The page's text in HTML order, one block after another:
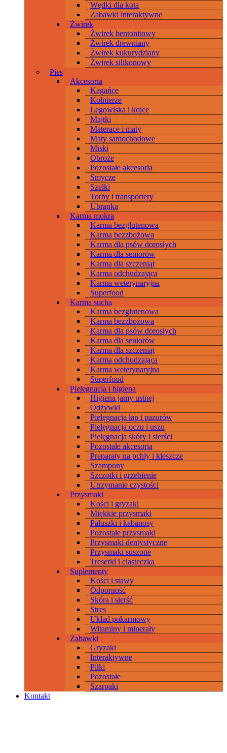
Wędki dla kota
Zabawki interaktywne
Żwirek
Żwirek bentonitowy
Żwirek drewniany
Żwirek kukurydziany
Żwirek silikonowy
Pies
Akcesoria
Kagańce
Kołnierze
Legowiska i kojce
Majtki
Materace i maty
Maty samochodowe
Miski
Obroże
Pozostałe akcesoria
Smycze
Szelki
Torby i transportery
Ubranka
Karma mokra
Karma bezglutenowa
Karma bezzbożowa
Karma dla psów dorosłych
Karma dla seniorów
Karma dla szczeniąt
Karma odchudzająca
Karma weterynaryjna
Superfood
Karma sucha
Karma bezglutenowa
Karma bezzbożowa
Karma dla psów dorosłych
Karma dla seniorów
Karma dla szczeniąt
Karma odchudzająca
Karma weterynaryjna
Superfood
Pielęgnacja i higiena
Higiena jamy ustnej
Odżywki
Pielęgnacja łap i pazurów
Pielęgnacja oczu i uszu
Pielęgnacja skóry i sierści
Pozostałe akcesoria
Preparaty na pchły i kleszcze
Szampony
Szczotki i grzebienie
Utrzymanie czystości
Przysmaki
Kości i gryzaki
Miękkie przysmaki
Paluszki i kabanosy
Pozostałe przysmaki
Przysmaki dentystyczne
Przysmaki suszone
Treserki i ciasteczka
Suplementy
Kości i stawy
Odporność
Skóra i sierść
Stres
Układ pokarmowy
Witaminy i minerały
Zabawki
Gryzaki
Interaktywne
Piłki
Pozostałe
Szarpaki
Kontakt